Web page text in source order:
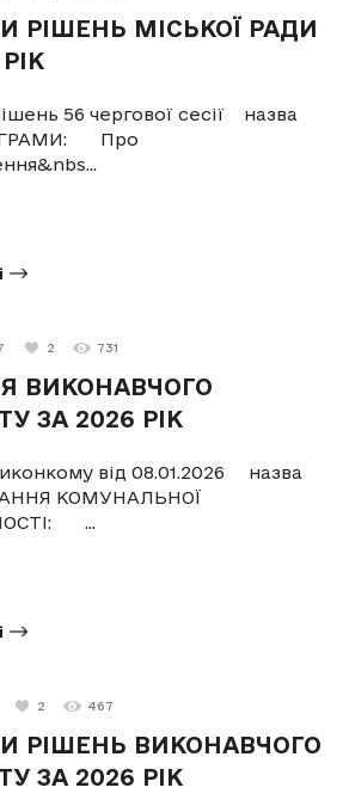
РІШЕНЬ МІСЬКОЇ РАДИ
56 чергової сесії назва
Про
2 731
ВИКОНАВЧОГО
ЗА 2026 РІК
від 08.01.2026 назва
КОМУНАЛЬНОЇ
...
2 467
РІШЕНЬ ВИКОНАВЧОГО
ЗА 2026 РІК